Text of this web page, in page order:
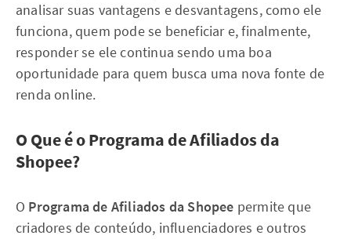
analisar suas vantagens e desvantagens, como ele
funciona, quem pode se beneficiar e, finalmente,
responder se ele continua sendo uma boa
oportunidade para quem busca uma nova fonte de
renda online.
O Que é o Programa de Afiliados da
Shopee?
O Programa de Afiliados da Shopee permite que
criadores de conteúdo, influenciadores e outros